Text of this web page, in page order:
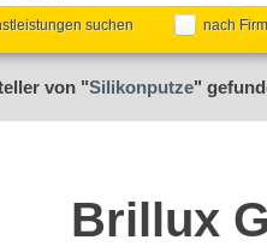
suchen nach
von "Silikonputze"
Brillux